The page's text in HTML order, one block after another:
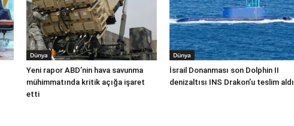
Dünya
Yeni rapor ABD’nin hava savunma
mühimmatında kritik açığa işaret
etti
Dünya
İsrail Donanması son Dolphin II
denizaltısı INS Drakon’u teslim aldı